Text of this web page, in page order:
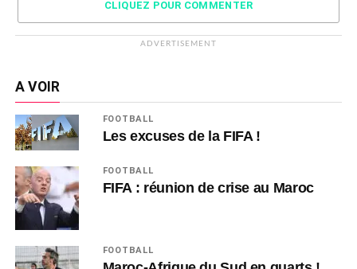
CLIQUEZ POUR COMMENTER
ADVERTISEMENT
A VOIR
FOOTBALL
Les excuses de la FIFA !
FOOTBALL
FIFA : réunion de crise au Maroc
FOOTBALL